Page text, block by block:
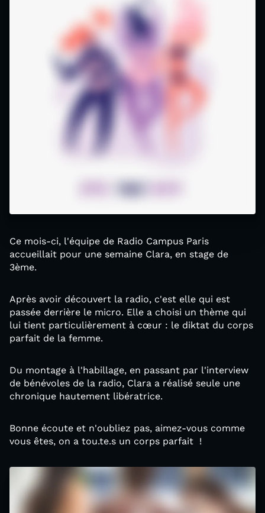
Ce mois-ci, l'équipe de Radio Campus Paris
accueillait pour une semaine Clara, en stage de
3ème.
Après avoir découvert la radio, c'est elle qui est
passée derrière le micro. Elle a choisi un thème qui
lui tient particulièrement à cœur : le diktat du corps
parfait de la femme.
Du montage à l'habillage, en passant par l'interview
de bénévoles de la radio, Clara a réalisé seule une
chronique hautement libératrice.
Bonne écoute et n'oubliez pas, aimez-vous comme
vous êtes, on a tou.te.s un corps parfait !